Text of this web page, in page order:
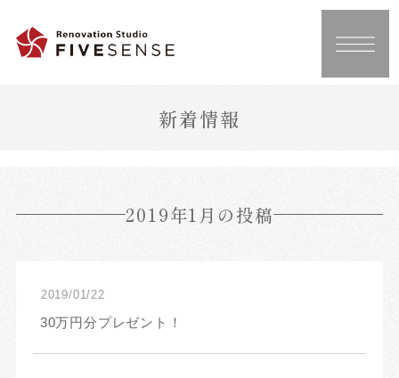
新着情報
2019年1月の投稿
2019/01/22
30万円分プレゼント！